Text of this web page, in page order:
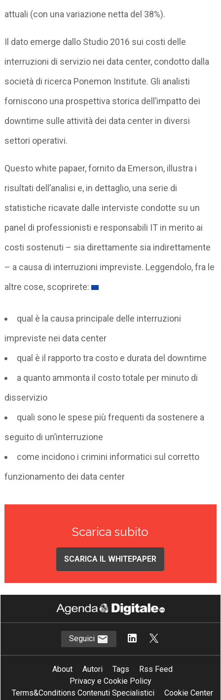
attuali (con una variazione netta del 38%).
Il dato emerge dallo Studio 2016 sui costi delle
interruzioni di servizio nei data center, condotto dalla
società di ricerca Ponemon Institute. Gli analisti
forniscono una prospettiva storica dell’impatto dei
downtime sulle attività dei data center in diversi
settori operativi.
Questo white papaer, fornito da Emerson, illustra i
risultati dell’analisi e, in dettaglio, una serie di
statistiche ricavate dalle interviste condotte su un
panel di professionisti e responsabili IT in merito ai
costi sostenuti – sia direttamente sia indirettamente
– a causa di interruzioni impreviste. Leggendolo, fra le
altre cose, scoprirete:
qual è la causa principale delle interruzioni
impreviste nei data center
qual è il rapporto tra costo e durata del downtime
a quanto ammonta il costo totale per minuto di
disservizio
quali sono le spese più frequenti da sostenere a
seguito di un’interruzione
come incidono i crimini informatici sul corretto
funzionamento dei data center
Scarica subito
SCARICA IL WHITEPAPER
Seguici
About Autori Tags
Rss Feed
Privacy e Cookie Policy
Terms&Conditions Contenuti Specialistici
Cookie Center